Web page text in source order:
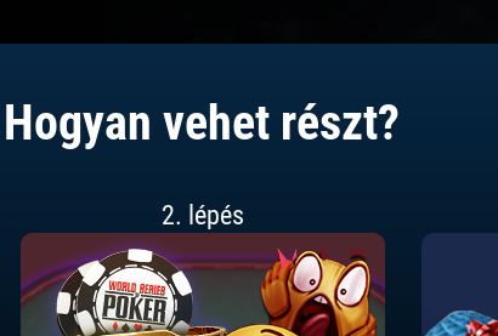
Hogyan vehet részt?
2. lépés